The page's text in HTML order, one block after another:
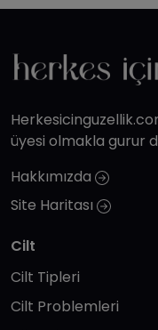
üyesi olmakla gurur
Hakkımızda
Site Haritası
Cilt
Cilt Tipleri
Cilt Problemleri